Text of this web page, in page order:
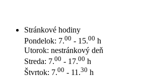
Stránkové hodiny
Pondelok: 7.00 - 15.00 h
Utorok: nestránkový deň
Streda: 7.00 - 17.00 h
Štvrtok: 7.00 - 11.30 h